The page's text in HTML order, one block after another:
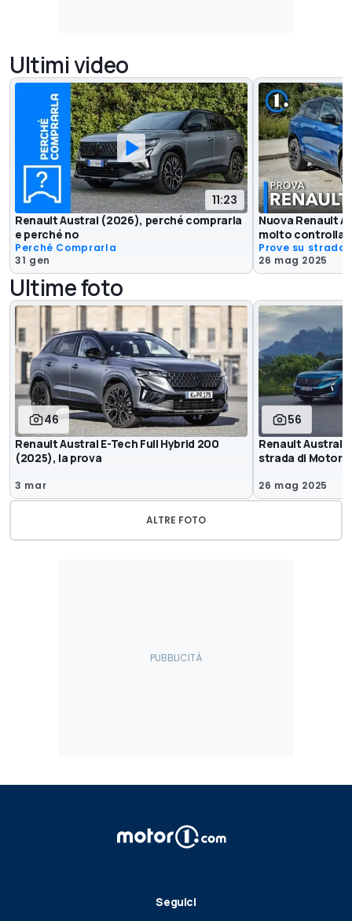
Ultimi video
11:23
Renault Austral (2026), perché comprarla
e perché no
Perché Comprarla
31 gen
Nuova Renault
molto
Prove su strada
26 mag 2025
Ultime foto
46
Renault Austral E-Tech Full Hybrid 200
(2025), la prova
3 mar
56
Renault Austral
strada di
26 mag 2025
ALTRE FOTO
Seguici